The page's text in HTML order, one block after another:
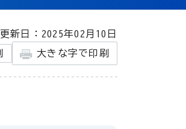
更新日：2025年02月10日
大きな字で印刷